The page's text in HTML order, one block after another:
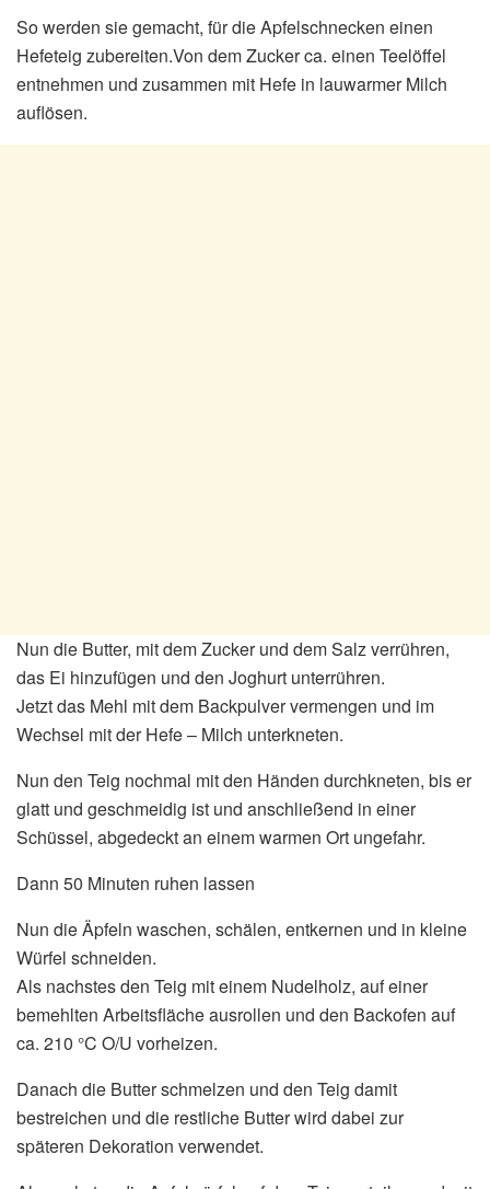
So werden sie gemacht, für die Apfelschnecken einen
Hefeteig zubereiten.Von dem Zucker ca. einen Teelöffel
entnehmen und zusammen mit Hefe in lauwarmer Milch
auflösen.
Nun die Butter, mit dem Zucker und dem Salz verrühren,
das Ei hinzufügen und den Joghurt unterrühren.
Jetzt das Mehl mit dem Backpulver vermengen und im
Wechsel mit der Hefe – Milch unterkneten.
Nun den Teig nochmal mit den Händen durchkneten, bis er
glatt und geschmeidig ist und anschließend in einer
Schüssel, abgedeckt an einem warmen Ort ungefahr.
Dann 50 Minuten ruhen lassen
Nun die Äpfeln waschen, schälen, entkernen und in kleine
Würfel schneiden.
Als nachstes den Teig mit einem Nudelholz, auf einer
bemehlten Arbeitsfläche ausrollen und den Backofen auf
ca. 210 °C O/U vorheizen.
Danach die Butter schmelzen und den Teig damit
bestreichen und die restliche Butter wird dabei zur
späteren Dekoration verwendet.